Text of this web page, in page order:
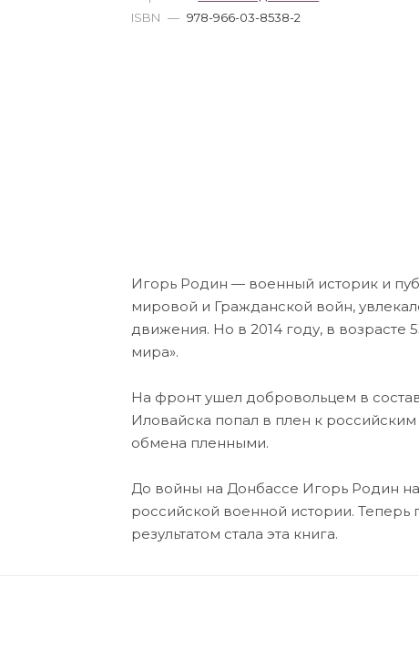
ISBN — 978-966-03-8538-2
Игорь Родин — военный историк и
мировой и Гражданской войн,
движения. Но в 2014 году, в возрасте
мира».
На фронт ушел добровольцем в
Иловайска попал в плен к
обмена пленными.
До войны на Донбассе Игорь Родин
российской военной истории.
результатом стала эта книга.